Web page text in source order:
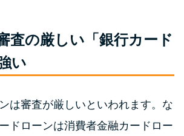
種類・特徴別一覧
今月の家賃払えない…2ヵ月目に
は解決しないと危険な理由と対
査の厳しい「銀行カード
い
は審査が厳しいといわれます。な
ドローンは消費者金融カードロー